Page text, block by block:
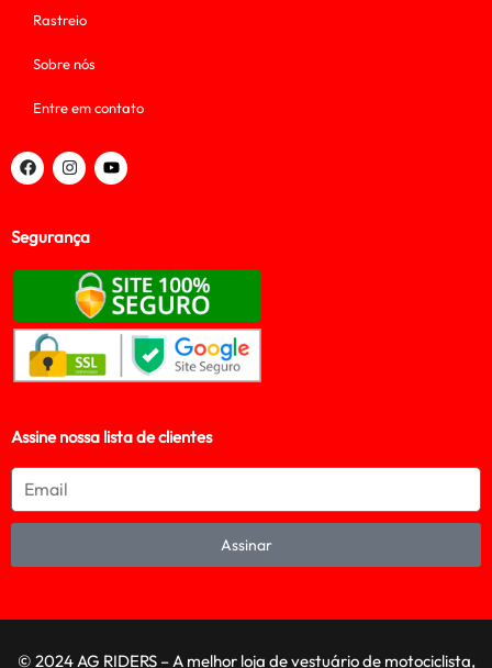
Rastreio
Sobre nós
Entre em contato
Segurança
Assine nossa lista de clientes
Assinar
© 2024 AG RIDERS – A melhor loja de vestuário de motociclista,